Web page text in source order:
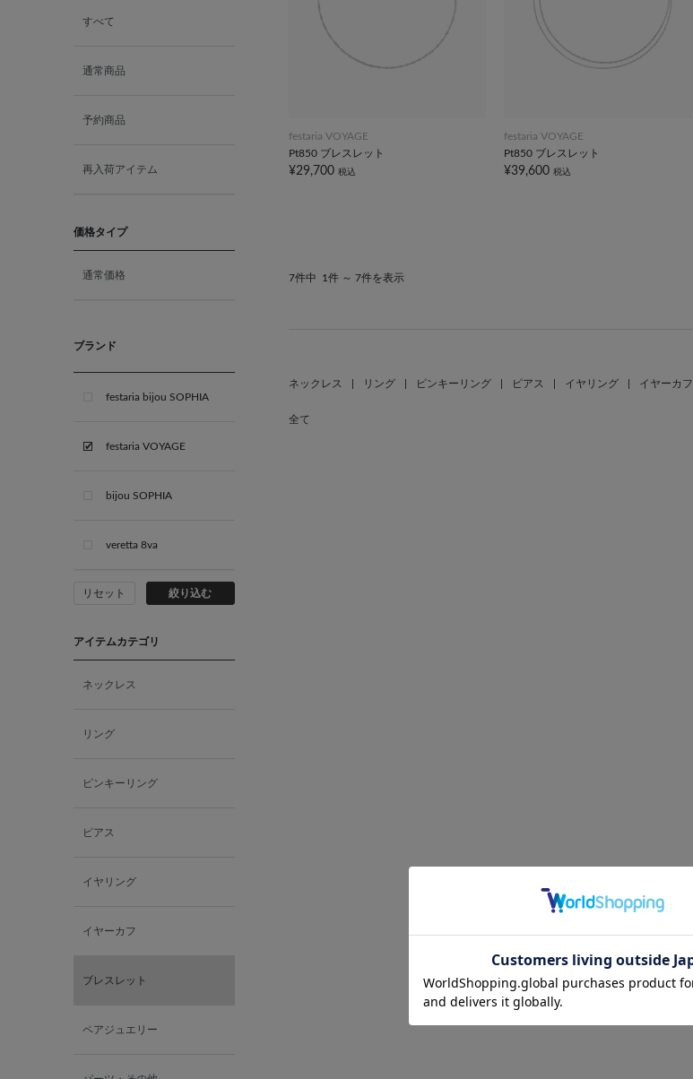
11月 ブルートパーズ
12月 タンザナイト
すべて
通常商品
予約商品
再入荷アイテム
価格タイプ
通常価格
ブランド
festaria bijou SOPHIA
festaria VOYAGE
bijou SOPHIA
veretta 8va
リセット 絞り込む
アイテムカテゴリ
ネックレス
リング
ピンキーリング
ピアス
イヤリング
イヤーカフ
ブレスレット
ペアジュエリー
festaria VOYAGE
Pt850 ブレスレット
¥29,700 税込
festaria VOYAGE
Pt850 ブレスレット
¥39,600 税込
7件中 1件 ～ 7件を表示
ネックレス リング ピンキーリング ピアス イヤリング イヤーカフ
全て